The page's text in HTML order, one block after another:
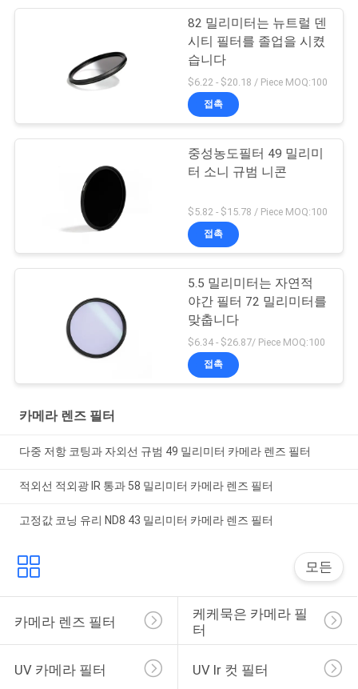
82 밀리미터는 뉴트럴 덴
시티 필터를 졸업을 시켰
습니다
$6.22 - $20.18 / Piece MOQ:100
접촉
중성농도필터 49 밀리미
터 소니 규범 니콘
$5.82 - $15.78 / Piece MOQ:100
접촉
5.5 밀리미터는 자연적
야간 필터 72 밀리미터를
맞춥니다
$6.34 - $26.87/ Piece MOQ:100
접촉
카메라 렌즈 필터
다중 저항 코팅과 자외선 규범 49 밀리미터 카메라 렌즈 필터
적외선 적외광 IR 통과 58 밀리미터 카메라 렌즈 필터
고정값 코닝 유리 ND8 43 밀리미터 카메라 렌즈 필터
모든
카메라 렌즈 필터
케케묵은 카메라 필
터
UV 카메라 필터 UV Ir 컷 필터